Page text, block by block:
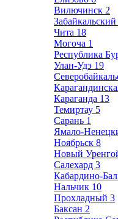
Вилючинск 2
Чита 18
Могоча 1
Республика
Улан-Удэ 19
Караганда 13
Темиртау 5
Сарань 1
Ямало-
Ноябрьск 8
Новый
Салехард 3
Кабардино-
Нальчик 10
Прохладный 3
Баксан 2